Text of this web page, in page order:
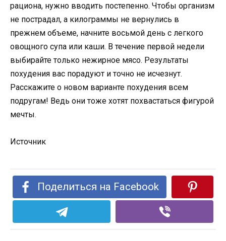
рациона, нужно вводить постепенно. Чтобы организм
не пострадал, а килограммы не вернулись в
прежнем объеме, начните восьмой день с легкого
овощного супа или каши. В течение первой недели
выбирайте только нежирное мясо. Результаты
похудения вас порадуют и точно не исчезнут.
Расскажите о новом варианте похудения всем
подругам! Ведь они тоже хотят похвастаться фигурой
мечты.
Источник
Поделиться на Facebook